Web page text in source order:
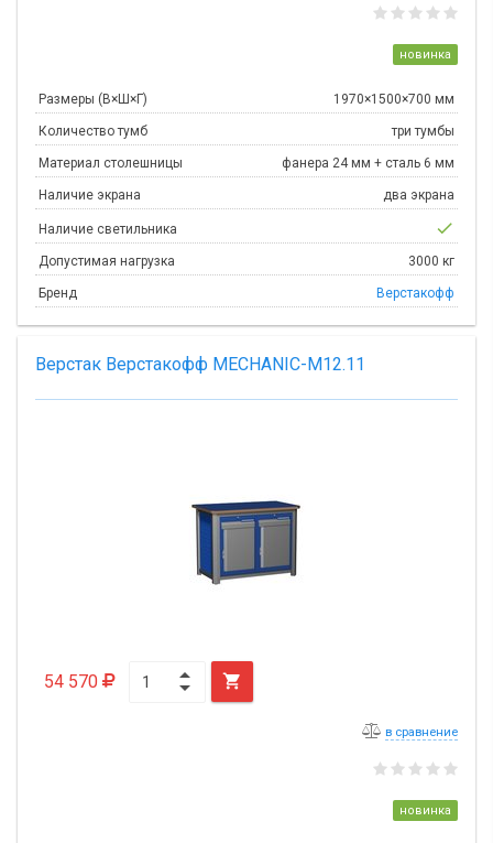
новинка
Размеры (В×Ш×Г) 1970×1500×700 мм
Количество тумб три тумбы
Материал столешницы фанера 24 мм + сталь 6 мм
Наличие экрана два экрана
Наличие светильника check
Допустимая нагрузка 3000 кг
Бренд Верстакофф
Верстак Верстакофф MECHANIC-М12.11
54 570 
в сравнение
новинка